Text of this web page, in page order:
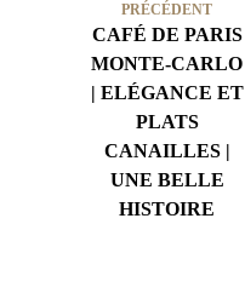
PRÉCÉDENT
CAFÉ DE PARIS
MONTE-CARLO
| ELÉGANCE ET
PLATS
CANAILLES |
UNE BELLE
HISTOIRE